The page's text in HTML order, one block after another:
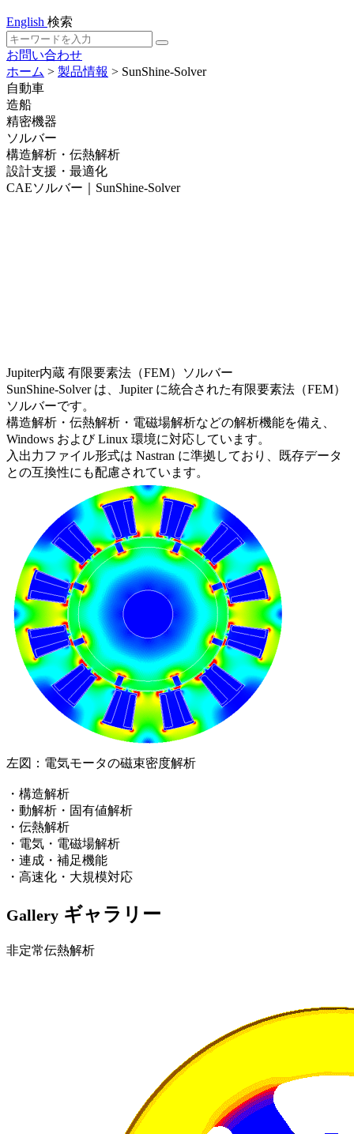
English 検索
お問い合わせ
ホーム > 製品情報 > SunShine-Solver
自動車
造船
精密機器
ソルバー
構造解析・伝熱解析
設計支援・最適化
CAEソルバー｜SunShine-Solver
Jupiter内蔵 有限要素法（FEM）ソルバー
SunShine-Solver は、Jupiter に統合された有限要素法（FEM）
ソルバーです。
構造解析・伝熱解析・電磁場解析などの解析機能を備え、
Windows および Linux 環境に対応しています。
入出力ファイル形式は Nastran に準拠しており、既存データ
との互換性にも配慮されています。
左図：電気モータの磁束密度解析
・構造解析
・動解析・固有値解析
・伝熱解析
・電気・電磁場解析
・連成・補足機能
・高速化・大規模対応
Gallery ギャラリー
非定常伝熱解析